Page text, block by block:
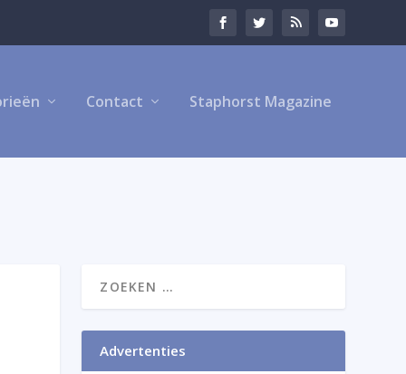
Contact Staphorst Magazine
Advertenties